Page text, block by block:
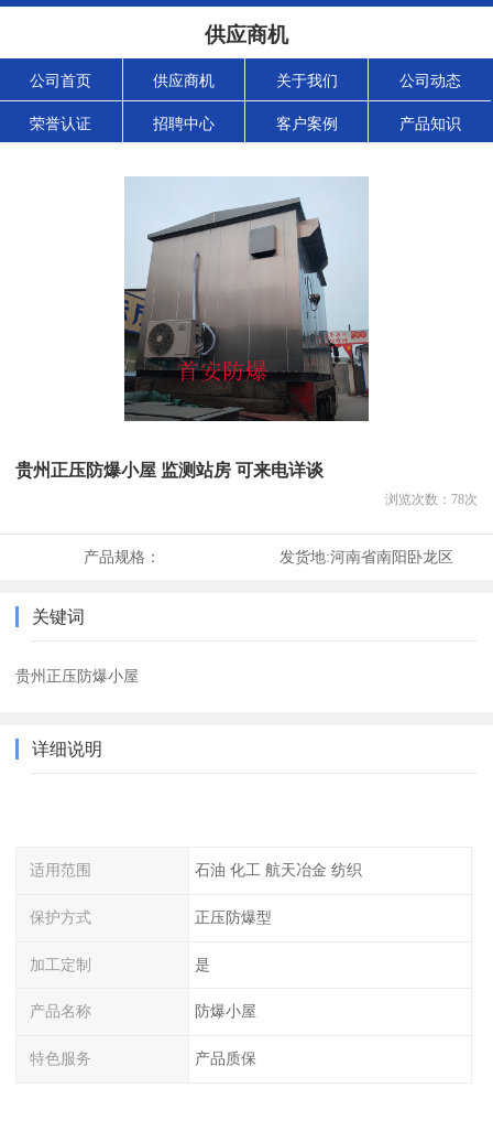
供应商机
公司首页 供应商机 关于我们 公司动态
荣誉认证 招聘中心 客户案例 产品知识
贵州正压防爆小屋 监测站房 可来电详谈
浏览次数： 78次
产品规格： 发货地:河南省南阳卧龙区
关键词
贵州正压防爆小屋
详细说明
适用范围 石油 化工 航天冶金 纺织
保护方式 正压防爆型
加工定制 是
产品名称 防爆小屋
特色服务 产品质保